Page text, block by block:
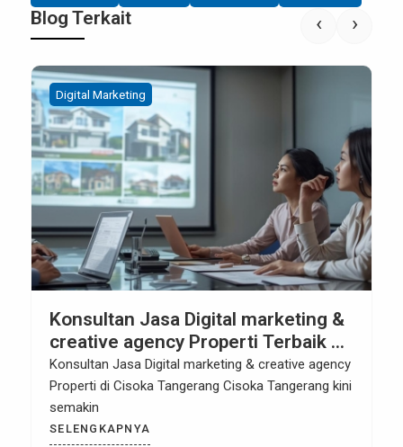
Blog Terkait
Digital Marketing
Konsultan Jasa Digital marketing &
creative agency Properti Terbaik di
Cisoka Tangerang
Konsultan Jasa Digital marketing & creative agency
Properti di Cisoka Tangerang Cisoka Tangerang kini
semakin
SELENGKAPNYA
‹ ›